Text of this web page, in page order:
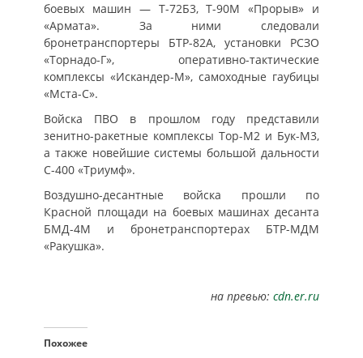
боевых машин — Т-72Б3, Т-90М «Прорыв» и
«Армата». За ними следовали
бронетранспортеры БТР-82А, установки РСЗО
«Торнадо-Г», оперативно-тактические
комплексы «Искандер-М», самоходные гаубицы
«Мста-С».
Войска ПВО в прошлом году представили
зенитно-ракетные комплексы Тор-М2 и Бук-М3,
а также новейшие системы большой дальности
С-400 «Триумф».
Воздушно-десантные войска прошли по
Красной площади на боевых машинах десанта
БМД-4М и бронетранспортерах БТР-МДМ
«Ракушка».
на превью: cdn.er.ru
Похожее